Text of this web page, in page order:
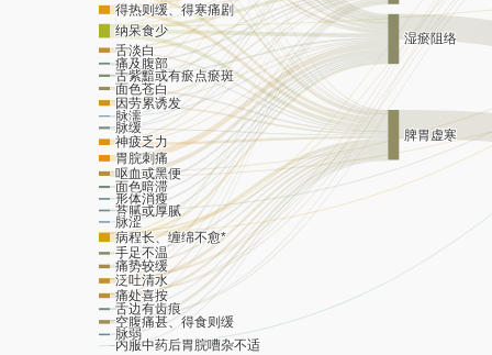
病程长、缠绵不愈*
胃脘刺痛
痛势较缓
痛处喜按
痛及腹部
空腹痛甚、得食则缓
得热则缓、得寒痛剧
因劳累诱发
内服中药后胃脘嘈杂不适
泛吐清水
呕血或黑便
纳呆食少
神疲乏力
手足不温
面色苍白
面色暗滞
形体消瘦
舌淡白
舌紫黯或有瘀点瘀斑
舌边有齿痕
苔腻或厚腻
脉濡
脉缓
脉涩
脉弱
湿瘀阻络
脾胃虚寒